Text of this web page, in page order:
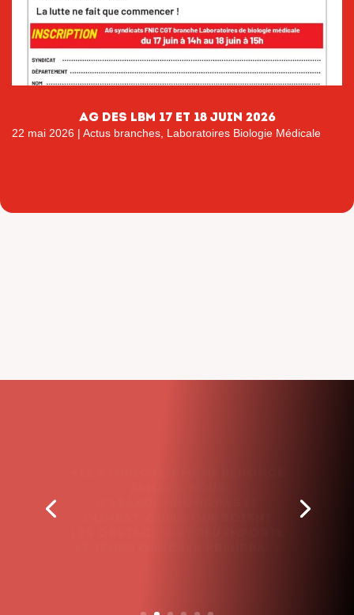
AG DES LBM 17 ET 18 JUIN 2026
22 mai 2026 | Actus branches Laboratoires Biologie Médicale